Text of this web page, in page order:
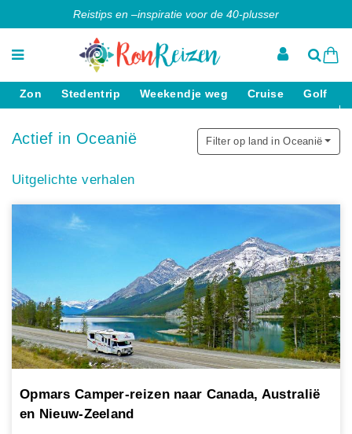
Reistips en –inspiratie voor de 40-plusser
Zon Stedentrip Weekendje weg Cruise Golf
Actief in Oceanië Filter op land in Oceanië
Uitgelichte verhalen
Opmars Camper-reizen naar Canada, Australië
en Nieuw-Zeeland